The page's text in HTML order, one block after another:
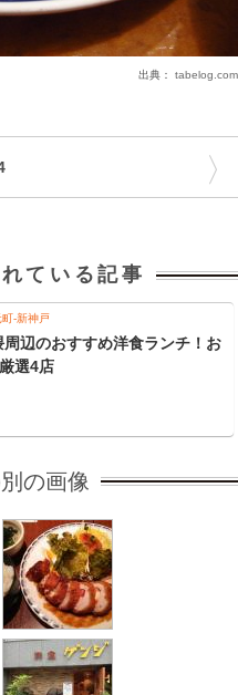
出典： tabelog.com
〉
ている記事
町-新神戸
辺のおすすめ洋食ランチ！お
選4店
の画像